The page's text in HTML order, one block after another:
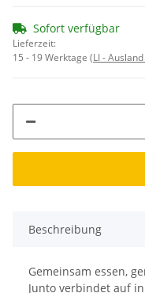
Sofort verfügbar
Lieferzeit:
15 - 19 Werktage (LI -
Beschreibung
Gemeinsam essen,
Junto verbindet auf